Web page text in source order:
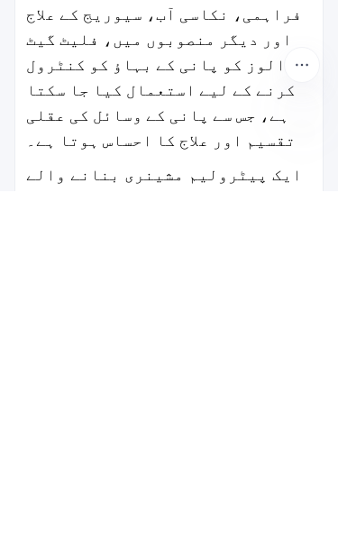
فراہمی، نکاسی آب، سیوریج کے علاج
اور دیگر منصوبوں میں، فلیٹ گیٹ
والوز کو پانی کے بہاؤ کو کنٹرول
کرنے کے لیے استعمال کیا جا سکتا
ہے، جس سے پانی کے وسائل کی عقلی
تقسیم اور علاج کا احساس ہوتا ہے۔
ایک پیٹرولیم مشینری بنانے والے